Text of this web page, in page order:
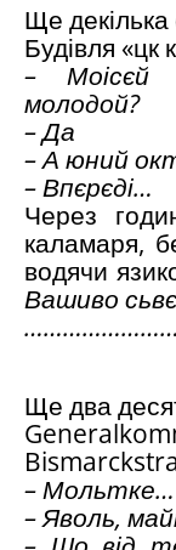
Ще декілька
Будівля «цк
– Моісєй
молодой?
– Да
– А юний
– Впєрєді…
Через
каламаря,
водячи
Вашиво
Ще два
– Мольтке…
– Яволь,